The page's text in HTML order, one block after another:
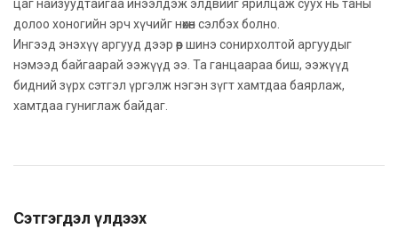
цаг найзуудтайгаа инээлдэж элдвийг ярилцаж суух нь таны
долоо хоногийн эрч хүчийг нөхөн сэлбэх болно.
Ингээд энэхүү аргууд дээр өөр шинэ сонирхолтой аргуудыг
нэмээд байгаарай ээжүүд ээ. Та ганцаараа биш, ээжүүд
бидний зүрх сэтгэл үргэлж нэгэн зүгт хамтдаа баярлаж,
хамтдаа гуниглаж байдаг.
Сэтгэгдэл үлдээх